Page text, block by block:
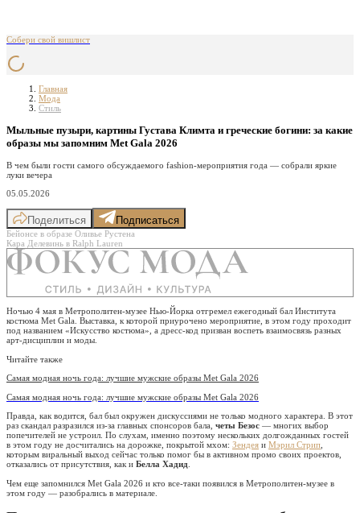
Собери свой вишлист
Главная
Мода
Стиль
Мыльные пузыри, картины Густава Климта и греческие богини: за какие
образы мы запомним Met Gala 2026
В чем были гости самого обсуждаемого fashion-мероприятия года — собрали яркие
луки вечера
05.05.2026
Поделиться Подписаться
Бейонсе в образе Оливье Рустена
Кара Делевинь в Ralph Lauren
Ночью 4 мая в Метрополитен-музее Нью-Йорка отгремел ежегодный бал Института
костюма Met Gala. Выставка, к которой приурочено мероприятие, в этом году проходит
под названием «Искусство костюма», а дресс-код призван воспеть взаимосвязь разных
арт-дисциплин и моды.
Читайте также
Самая модная ночь года: лучшие мужские образы Met Gala 2026
Самая модная ночь года: лучшие мужские образы Met Gala 2026
Правда, как водится, бал был окружен дискуссиями не только модного характера. В этот
раз скандал разразился из-за главных спонсоров бала, четы Безос — многих выбор
попечителей не устроил. По слухам, именно поэтому нескольких долгожданных гостей
в этом году не досчитались на дорожке, покрытой мхом: Зендея и Мэрил Стрип
которым виральный выход сейчас только помог бы в активном промо своих проектов,
отказались от присутствия, как и Белла Хадид
Чем еще запомнился Met Gala 2026 и кто все-таки появился в Метрополитен-музее в
этом году — разобрались в материале.